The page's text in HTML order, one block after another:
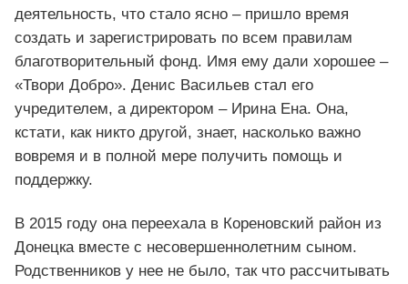
деятельность, что стало ясно – пришло время
создать и зарегистрировать по всем правилам
благотворительный фонд. Имя ему дали хорошее –
«Твори Добро». Денис Васильев стал его
учредителем, а директором – Ирина Ена. Она,
кстати, как никто другой, знает, насколько важно
вовремя и в полной мере получить помощь и
поддержку.
В 2015 году она переехала в Кореновский район из
Донецка вместе с несовершеннолетним сыном.
Родственников у нее не было, так что рассчитывать